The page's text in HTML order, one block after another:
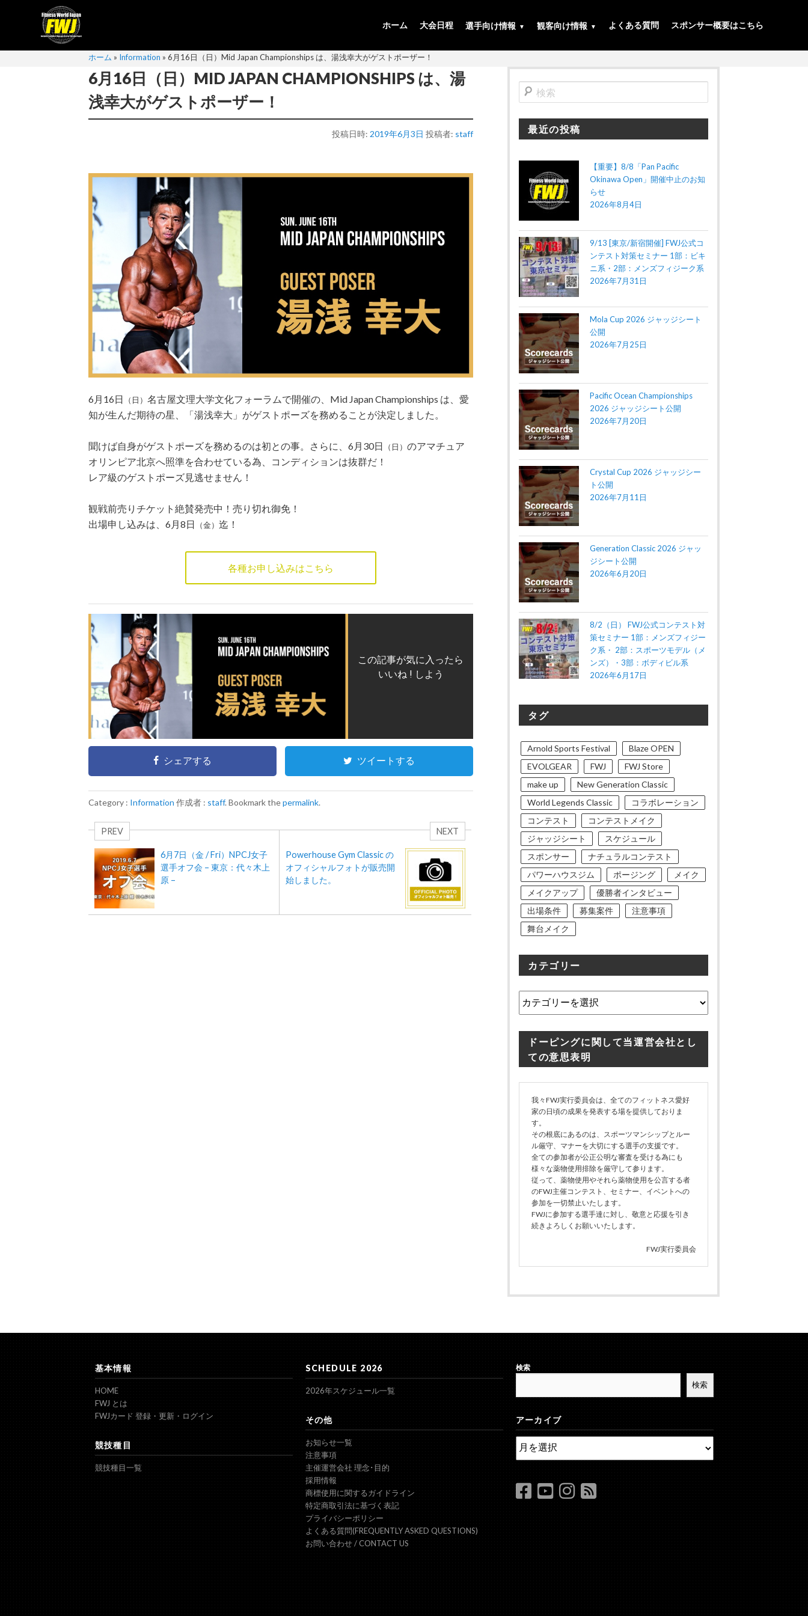
ホーム 大会日程 選手向け情報 観客向け情報 よくある質問 スポンサー概要はこちら
ホーム » Information » 6月16日（日）Mid Japan Championships は、湯浅幸大がゲストポーザー！
6月16日（日）MID JAPAN CHAMPIONSHIPS は、湯
浅幸大がゲストポーザー！
投稿日時: 2019年6月3日 投稿者: staff
6月16日 （日） 名古屋文理大学文化フォーラムで開催の、Mid Japan Championships は、愛
知が生んだ期待の星、「湯浅幸大」がゲストポーズを務めることが決定しました。
聞けば自身がゲストポーズを務めるのは初との事。さらに、6月30日 （日） のアマチュア
オリンピア北京へ照準を合わせている為、コンディションは抜群だ！
レア級のゲストポーズ見逃せません！
観戦前売りチケット絶賛発売中！売り切れ御免！
出場申し込みは、6月8日
（金） 迄！
各種お申し込みはこちら
この記事が気に入ったら
いいね ! しよう
シェアする ツイートする
Category : Information 作成者 : staff. Bookmark thepermalink.
PREV
6月7日（金 / Fri）NPCJ女子
選手オフ会 – 東京：代々木上
原 –
NEXT
Powerhouse Gym Classic の
オフィシャルフォトが販売開
始しました。
検
索
最近の投稿
【重要】8/8「Pan Pacific
Okinawa Open」開催中止のお知
らせ
2026年8月4日
9/13 [東京/新宿開催] FWJ公式コ
ンテスト対策セミナー 1部：ビキ
ニ系・2部：メンズフィジーク系
2026年7月31日
Mola Cup 2026 ジャッジシート
公開
2026年7月25日
Pacific Ocean Championships
2026 ジャッジシート公開
2026年7月20日
Crystal Cup 2026 ジャッジシー
ト公開
2026年7月11日
Generation Classic 2026 ジャッ
ジシート公開
2026年6月20日
8/2（日） FWJ公式コンテスト対
策セミナー 1部：メンズフィジー
ク系・ 2部：スポーツモデル（メ
ンズ）・3部：ボディビル系
2026年6月17日
タグ
Arnold Sports Festival
Blaze OPEN
EVOLGEAR
FWJ
FWJ Store
make up
New Generation Classic
World Legends Classic
コラボレーション
コンテスト
コンテストメイク
ジャッジシート
スケジュール
スポンサー
ナチュラルコンテスト
パワーハウスジム
ポージング
メイク
メイクアップ
優勝者インタビュー
出場条件
募集案件
注意事項
舞台メイク
カテゴリー
テ
リ
ドーピングに関して当運営会社とし
ての意思表明
我々FWJ実行委員会は、全てのフィットネス愛好
家の日頃の成果を発表する場を提供しておりま
す。
その根底にあるのは、スポーツマンシップとルー
ル厳守、マナーを大切にする選手の支援です。
全ての参加者が公正公明な審査を受ける為にも
様々な薬物使用排除を厳守して参ります。
従って、薬物使用やそれら薬物使用を公言する者
のFWJ主催コンテスト、セミナー、イベントへの
参加を一切禁止いたします。
FWJに参加する選手達に対し、敬意と応援を引き
続きよろしくお願いいたします。
FWJ実行委員会
基本情報
HOME
FWJ とは
FWJカード 登録・更新・ログイン
競技種目
競技種目一覧
SCHEDULE 2026
2026年スケジュール一覧
その他
お知らせ一覧
注意事項
主催運営会社 理念･目的
採用情報
商標使用に関するガイドライン
特定商取引法に基づく表記
プライバシーポリシー
よくある質問(FREQUENTLY ASKED QUESTIONS)
お問い合わせ / CONTACT US
検索
検索
アーカイブ
ア
ー
ブ